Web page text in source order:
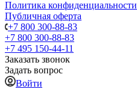
Политика конфиденциальности
Публичная оферта
+7 800 300-88-83
+7 800 300-88-83
+7 495 150-44-11
Заказать звонок
Задать вопрос
Войти